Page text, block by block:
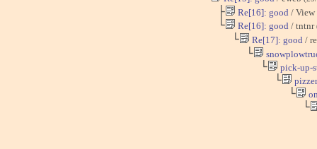
├ Re[16]: good /
└ Re[16]: good / tntnr
└ Re[17]: good /
└
└ pick-up-
└
└
└